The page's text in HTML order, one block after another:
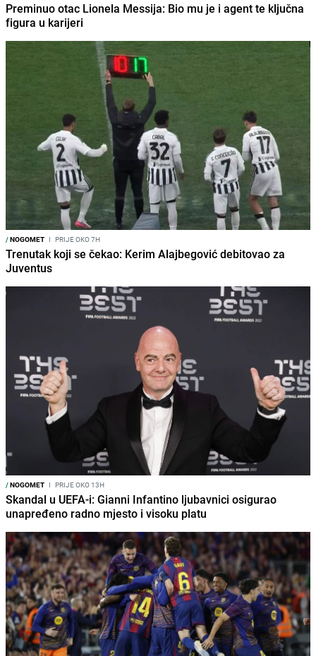
Preminuo otac Lionela Messija: Bio mu je i agent te ključna
figura u karijeri
/NOGOMET I PRIJE OKO 7H
Trenutak koji se čekao: Kerim Alajbegović debitovao za
Juventus
/NOGOMET I PRIJE OKO 13H
Skandal u UEFA-i: Gianni Infantino ljubavnici osigurao
unapređeno radno mjesto i visoku platu